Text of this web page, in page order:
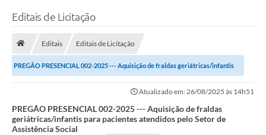
Turismo
Ouvidoria
Bolsa Família
Editais de Licitação
Editais Editais de Licitação
PREGÃO PRESENCIAL 002-2025 --- Aquisição de fraldas geriátricas/infantis
Atualizado em: 26/08/2025 às 14h51
PREGÃO PRESENCIAL 002-2025 --- Aquisição de fraldas
geriátricas/infantis para pacientes atendidos pelo Setor de
Assistência Social